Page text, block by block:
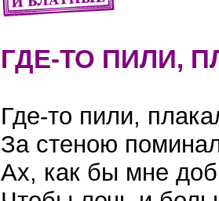
ГДЕ-ТО ПИЛИ,
Где-то пили,
За стеною
Ах, как бы мне